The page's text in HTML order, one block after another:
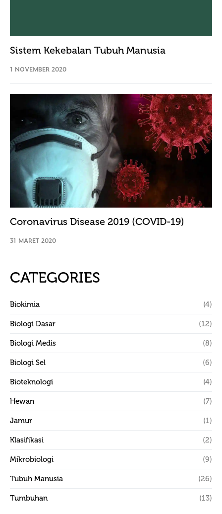
Sistem Kekebalan Tubuh Manusia
1 NOVEMBER 2020
Coronavirus Disease 2019 (COVID-19)
31 MARET 2020
CATEGORIES
Biokimia (4)
Biologi Dasar (12)
Biologi Medis (8)
Biologi Sel (6)
Bioteknologi (4)
Hewan (7)
Jamur (1)
Klasifikasi (2)
Mikrobiologi (9)
Tubuh Manusia (26)
Tumbuhan (13)